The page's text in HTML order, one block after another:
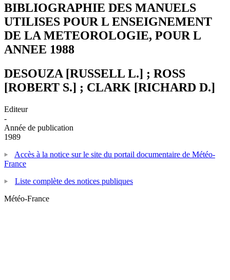
BIBLIOGRAPHIE DES MANUELS
UTILISES POUR L ENSEIGNEMENT
DE LA METEOROLOGIE, POUR L
ANNEE 1988
DESOUZA [RUSSELL L.] ; ROSS
[ROBERT S.] ; CLARK [RICHARD D.]
Editeur
-
Année de publication
1989
Accès à la notice sur le site du portail documentaire de Météo-
France
Liste complète des notices publiques
Météo-France